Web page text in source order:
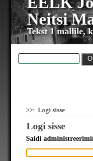
Neitsi
Tekst 1 mallile,
>>: Logi sisse
Logi sisse
Saidi